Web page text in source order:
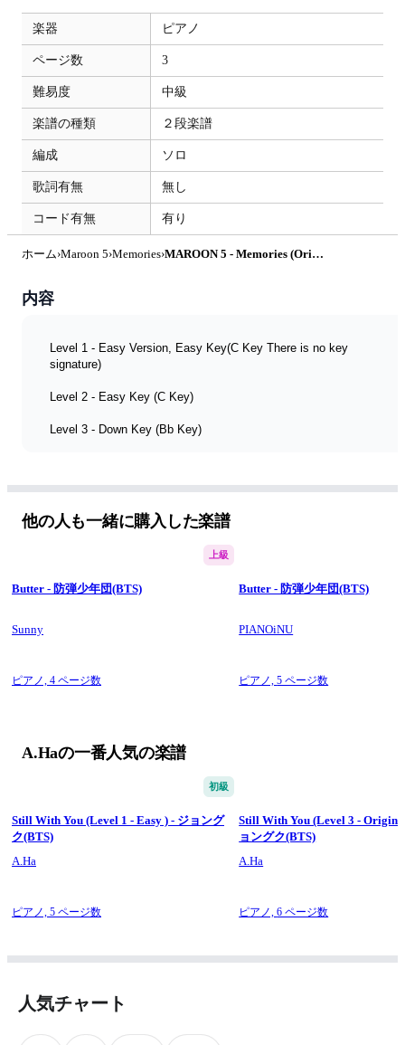
楽器 ピアノ
ページ数 3
難易度 中級
楽譜の種類 ２段楽譜
編成 ソロ
歌詞有無 無し
コード有無 有り
ホーム›Maroon 5›Memories› MAROON 5 - Memories (Original Key) by A.Ha
内容
Level 1 - Easy Version, Easy Key(C Key There is no key
signature)
Level 2 - Easy Key (C Key)
Level 3 - Down Key (Bb Key)
♥  A.Ha youtube ♥
他の人も一緒に購入した楽譜
上級
Butter - 防弾少年団(BTS)
Sunny
ピアノ, 4 ページ数
Butter - 防弾少年団(BTS)
PIANOiNU
ピアノ,5 ページ数
A.Haの一番人気の楽譜
初級
Still With You (Level 1 - Easy ) - ジョング
ク(BTS)
A.Ha
ピアノ, 5 ページ数
Still With You (Level 3 -
ョングク(BTS)
A.Ha
ピアノ,6 ページ数
人気チャート